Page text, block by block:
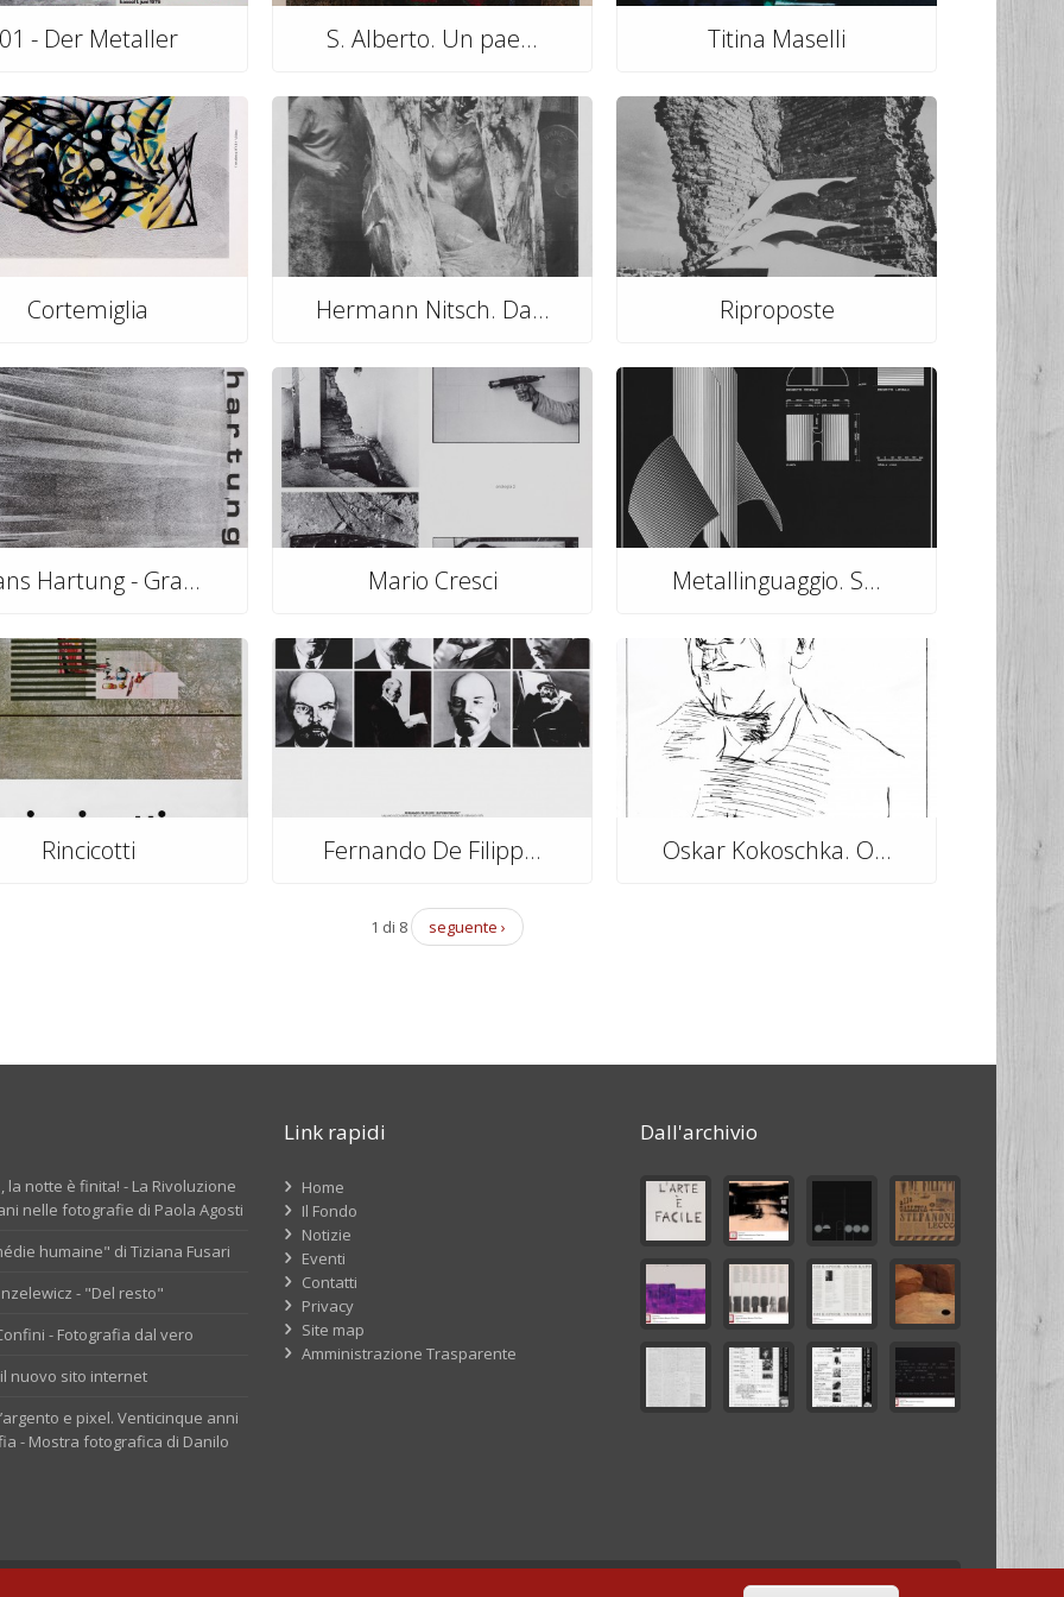
- Der Metaller S. Alberto. Un pae... Titina Maselli
Cortemiglia Hermann Nitsch. Da... Riproposte
Hartung - Gra... Mario Cresci Metallinguaggio. S...
Rincicotti Fernando De Filipp... Oskar Kokoschka. O...
1 di 8 seguente ›
la notte è finita! - La Rivoluzione
nelle fotografie di Paola Agosti
humaine" di Tiziana Fusari
- "Del resto"
- Fotografia dal vero
nuovo sito internet
e pixel. Venticinque anni
- Mostra fotografica di Danilo
Link rapidi
Home
Il Fondo
Notizie
Eventi
Contatti
Privacy
Site map
Amministrazione Trasparente
Dall'archivio
Sviluppo